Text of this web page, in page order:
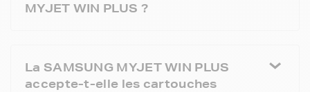
MYJET WIN PLUS ?
La SAMSUNG MYJET WIN PLUS
accepte-t-elle les cartouches